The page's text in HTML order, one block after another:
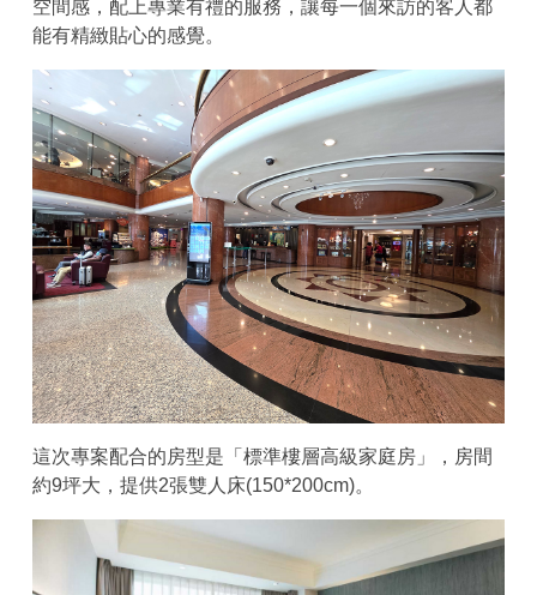
空間感，配上專業有禮的服務，讓每一個來訪的客人都
能有精緻貼心的感覺。
這次專案配合的房型是「標準樓層高級家庭房」，房間
約9坪大，提供2張雙人床(150*200cm)。